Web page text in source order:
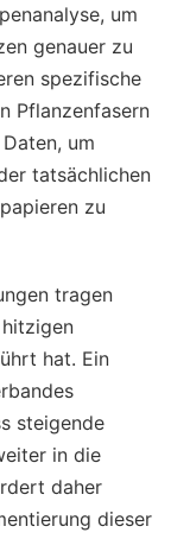
um
genauer zu
spezifische
Pflanzenfasern
um
tatsächlichen
zu
tragen
hat. Ein
steigende
in die
daher
dieser